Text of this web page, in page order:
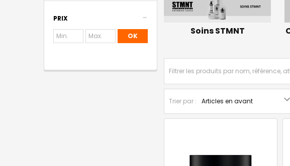
PRIX
OK Soins STMNT
Trier par :